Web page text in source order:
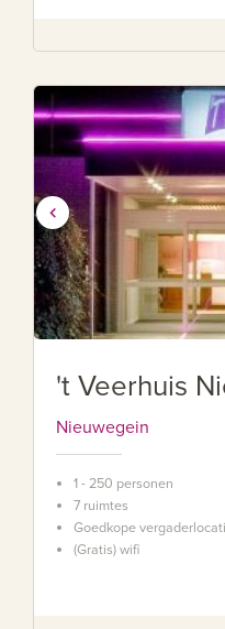
't Veerhuis
Nieuwegein
1 - 250 personen
7 ruimtes
Goedkope
(Gratis) wifi